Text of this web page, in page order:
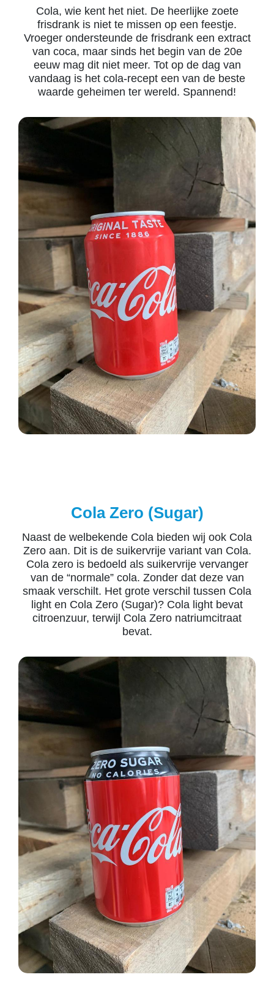
Cola, wie kent het niet. De heerlijke zoete
frisdrank is niet te missen op een feestje.
Vroeger ondersteunde de frisdrank een extract
van coca, maar sinds het begin van de 20e
eeuw mag dit niet meer. Tot op de dag van
vandaag is het cola-recept een van de beste
waarde geheimen ter wereld. Spannend!
Cola Zero (Sugar)
Naast de welbekende Cola bieden wij ook Cola
Zero aan. Dit is de suikervrije variant van Cola.
Cola zero is bedoeld als suikervrije vervanger
van de “normale” cola. Zonder dat deze van
smaak verschilt. Het grote verschil tussen Cola
light en Cola Zero (Sugar)? Cola light bevat
citroenzuur, terwijl Cola Zero natriumcitraat
bevat.